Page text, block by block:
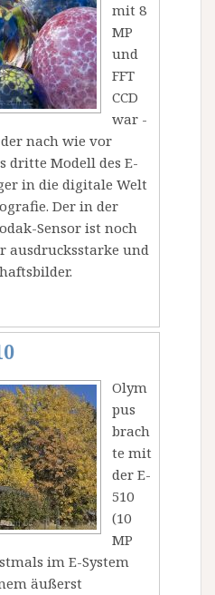
mit 8
MP
und
FFT
CCD
war -
nach wie vor
dritte Modell des E-
in die digitale Welt
Der in der
Sensor ist noch
ausdrucksstarke und
Olym
pus
brach
te mit
der E-
510
(10
MP
im E-System
äußerst